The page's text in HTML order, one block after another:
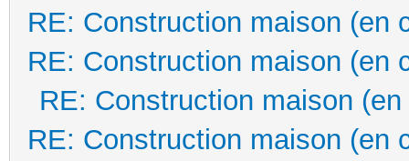
RE: Construction maison (en
RE: Construction maison (en
RE: Construction maison
RE: Construction maison (en